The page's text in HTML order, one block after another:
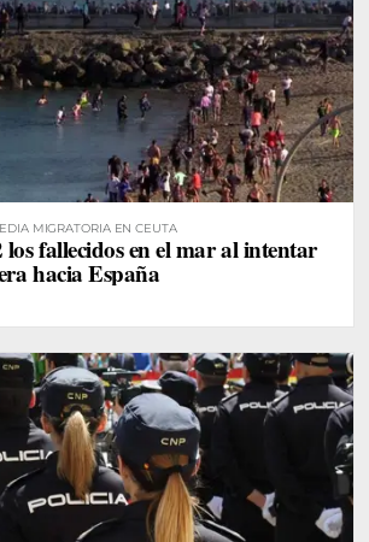
MIGRATORIA EN CEUTA
los fallecidos en el mar al intentar
hacia España